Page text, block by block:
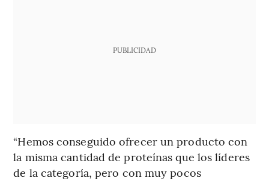
PUBLICIDAD
“Hemos conseguido ofrecer un producto con
la misma cantidad de proteínas que los líderes
de la categoría, pero con muy pocos